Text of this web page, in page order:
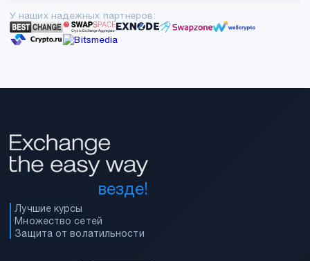
У наших надежных партнеров:
везде!
Лучшие курсы
Множество сетей
Защита от волатильности